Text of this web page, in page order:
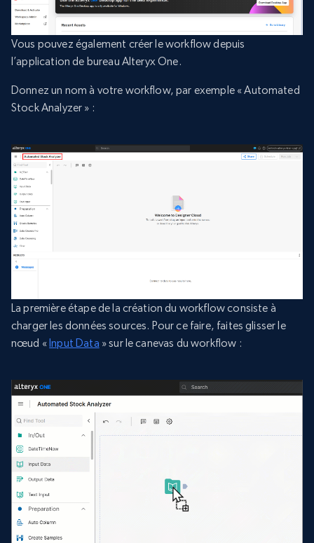
Vous pouvez également créer le workflow depuis
l’application de bureau Alteryx One.
Donnez un nom à votre workflow, par exemple « Automated
Stock Analyzer » :
La première étape de la création du workflow consiste à
charger les données sources. Pour ce faire, faites glisser le
nœud « Input Data » sur le canevas du workflow :